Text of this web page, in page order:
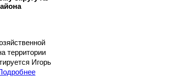
территории
Игорь